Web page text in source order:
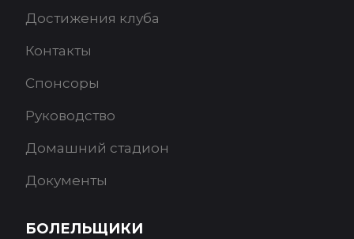
Достижения клуба
Контакты
Спонсоры
Руководство
Домашний стадион
Документы
БОЛЕЛЬЩИКИ